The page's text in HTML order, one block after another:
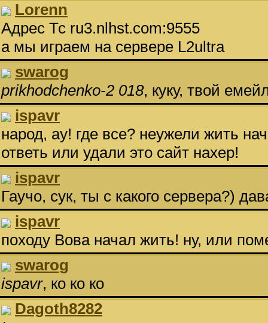
Lorenn
Адрес Тс ru3.nlhst.com:9555
а мы играем на сервере L2ultra
swarog
prikhodchenko-2 018, куку, твой
ispavr
народ, ау! где все? неужели жить
ответь или удали это сайт нахер!
ispavr
Гаучо, сук, ты с какого сервера?)
ispavr
походу Вова начал жить! ну, или
swarog
ispavr, ко ко ко
Dagoth8282